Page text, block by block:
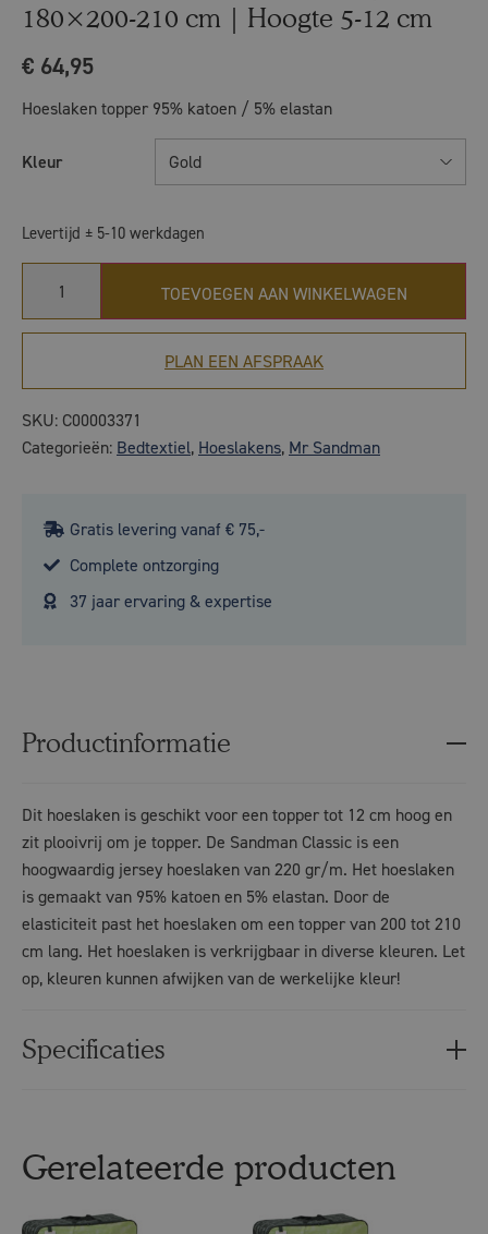
180×200-210 cm | Hoogte 5-12 cm
€ 64,95
Hoeslaken topper 95% katoen / 5% elastan
Kleur Gold
Levertijd ± 5-10 werkdagen
TOEVOEGEN AAN WINKELWAGEN
PLAN EEN AFSPRAAK
SKU: C00003371
Categorieën: Bedtextiel, Hoeslakens, Mr Sandman
Gratis levering vanaf € 75,-
Complete ontzorging
37 jaar ervaring & expertise
Productinformatie
Dit hoeslaken is geschikt voor een topper tot 12 cm hoog en
zit plooivrij om je topper. De Sandman Classic is een
hoogwaardig jersey hoeslaken van 220 gr/m. Het hoeslaken
is gemaakt van 95% katoen en 5% elastan. Door de
elasticiteit past het hoeslaken om een topper van 200 tot 210
cm lang. Het hoeslaken is verkrijgbaar in diverse kleuren. Let
op, kleuren kunnen afwijken van de werkelijke kleur!
Specificaties
Gerelateerde producten